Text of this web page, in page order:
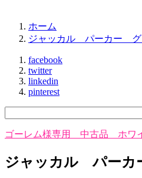
ホーム
ジャッカル パーカー
facebook
twitter
linkedin
pinterest
ゴーレム様専用 中古品 ホワ
ジャッカル パー